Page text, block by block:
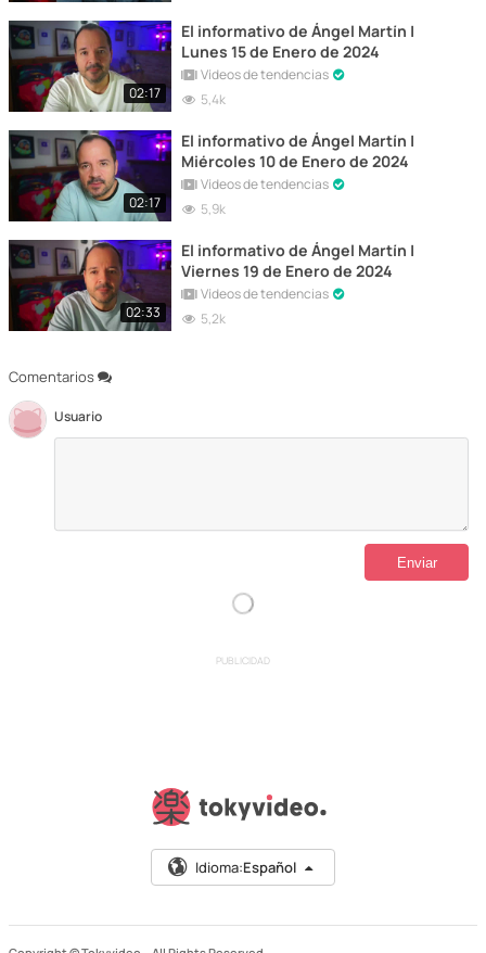
Comentarios
Usuario
02:17
El informativo de Ángel Martín |
Lunes 15 de Enero de 2024
Vídeos de tendencias
5,4k
02:17
El informativo de Ángel Martín |
Miércoles 10 de Enero de 2024
Vídeos de tendencias
5,9k
02:33
El informativo de Ángel Martín |
Viernes 19 de Enero de 2024
Vídeos de tendencias
5,2k
PUBLICIDAD
Idioma:Español